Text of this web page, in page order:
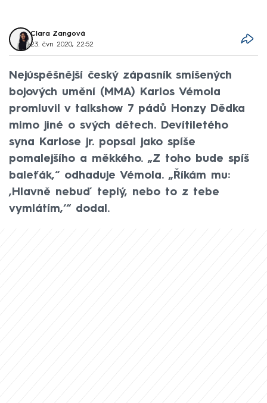
Clara Zangová
23. čvn 2020, 22:52
Nejúspěšnější český zápasník smíšených
bojových umění (MMA) Karlos Vémola
promluvil v talkshow 7 pádů Honzy Dědka
mimo jiné o svých dětech. Devítiletého
syna Karlose jr. popsal jako spíše
pomalejšího a měkkého. „Z toho bude spíš
baleťák,“ odhaduje Vémola. „Říkám mu:
‚Hlavně nebuď teplý, nebo to z tebe
vymlátím,‘“ dodal.